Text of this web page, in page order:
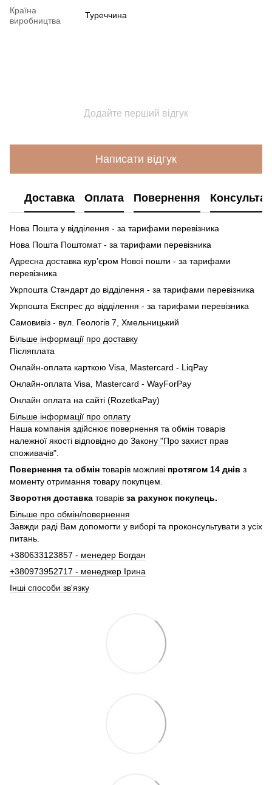
Країна
виробництва
Туреччина
Додайте перший відгук
Написати відгук
Доставка Оплата Повернення
Нова Пошта у відділення - за тарифами перевізника
Нова Пошта Поштомат - за тарифами перевізника
Адресна доставка кур’єром Нової пошти - за тарифами
перевізника
Укрпошта Стандарт до відділення - за тарифами перевізника
Укрпошта Експрес до відділення - за тарифами перевізника
Самовивіз - вул. Геологів 7, Хмельницький
Більше інформації про доставку
Післяплата
Онлайн-оплата карткою Visa, Mastercard - LiqPay
Онлайн-оплата Visa, Mastercard - WayForPay
Онлайн оплата на сайті (RozetkaPay)
Більше інформації про оплату
Наша компанія здійснює повернення та обмін товарів
належної якості відповідно до Закону "Про захист прав
споживачів"
Повернення та обмін товарів можливі протягом 14 днів з
моменту отримання товару покупцем.
Зворотня доставка товарів за рахунок покупець.
Більше про обмін/повернення
Завжди раді Вам допомогти у виборі та проконсультувати з усіх
питань.
+380633123857 - менедер Богдан
+380973952717 - менеджер Ірина
Інші способи зв'язку